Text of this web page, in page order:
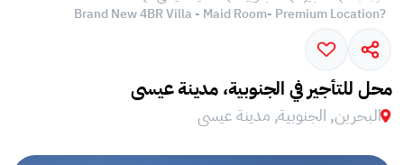
بالعمولة
?Brand New 4BR Villa - Maid Room- Premium Location
محل للتأجير في الجنوبية، مدينة عيسى
البحرين, الجنوبية, مدينة عيسى